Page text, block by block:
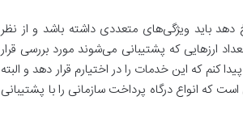
دهد باید ویژگی‌های متعددی داشته باشد و از نظر
ارزهایی که پشتیبانی می‌شوند مورد بررسی قرار
کنم که این خدمات را در اختیارم قرار دهد و البته
که انواع درگاه پرداخت سازمانی را با پشتیبانی